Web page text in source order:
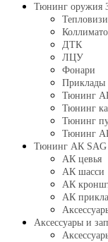
Тюнинг оружия
ДТК
ЛЦУ
Фонари
Приклады
Тюнинг
Тюнинг
Тюнинг
Тюнинг
Тюнинг АК SAG
АК цевья
АК шасси
АК
АК
Аксессуары и